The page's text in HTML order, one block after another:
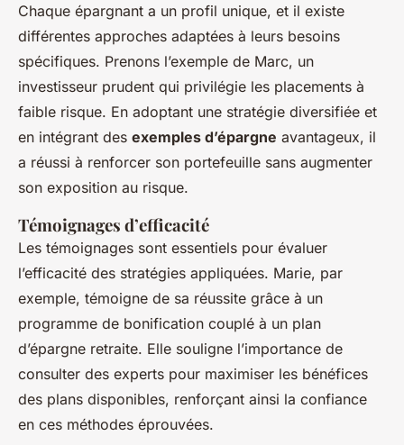
Chaque épargnant a un profil unique, et il existe
différentes approches adaptées à leurs besoins
spécifiques. Prenons l’exemple de Marc, un
investisseur prudent qui privilégie les placements à
faible risque. En adoptant une stratégie diversifiée et
en intégrant des exemples d’épargne avantageux, il
a réussi à renforcer son portefeuille sans augmenter
son exposition au risque.
Témoignages d’efficacité
Les témoignages sont essentiels pour évaluer
l’efficacité des stratégies appliquées. Marie, par
exemple, témoigne de sa réussite grâce à un
programme de bonification couplé à un plan
d’épargne retraite. Elle souligne l’importance de
consulter des experts pour maximiser les bénéfices
des plans disponibles, renforçant ainsi la confiance
en ces méthodes éprouvées.